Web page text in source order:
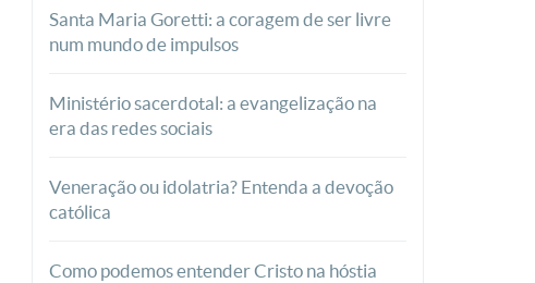
Santa Maria Goretti: a coragem de ser livre
num mundo de impulsos
Ministério sacerdotal: a evangelização na
era das redes sociais
Veneração ou idolatria? Entenda a devoção
católica
Como podemos entender Cristo na hóstia